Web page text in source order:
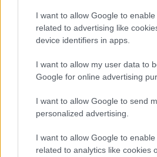
I want to allow Google to
related to advertising like
device identifiers in apps.
I want to allow my user data to
Google for online advertising
I want to allow Google to send
personalized advertising.
I want to allow Google to
related to analytics like cookies
Μετάλλιο για τον Γυμναστικό